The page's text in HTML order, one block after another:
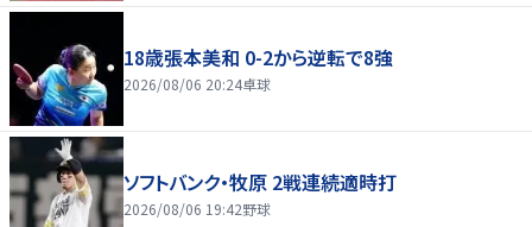
18歳張本美和 0-2から逆転で8強
2026/08/06 20:24卓球
ソフトバンク・牧原 2戦連続適時打
2026/08/06 19:42野球